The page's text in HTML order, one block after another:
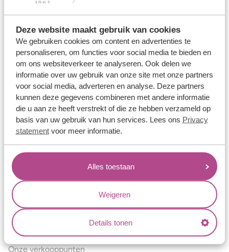
Deze website maakt gebruik van cookies
We gebruiken cookies om content en advertenties te
personaliseren, om functies voor social media te bieden en
om ons websiteverkeer te analyseren. Ook delen we
informatie over uw gebruik van onze site met onze partners
voor social media, adverteren en analyse. Deze partners
kunnen deze gegevens combineren met andere informatie
die u aan ze heeft verstrekt of die ze hebben verzameld op
basis van uw gebruik van hun services. Lees ons Privacy
statementvoor meer informatie.
Alles toestaan
Weigeren
Details tonen
Trouwringen
Verlovingsringen
Vriendschapsringen
Over ons
Aller Spanninga
Historie
Certificaten
Blogs
Jouw voordelen
Conflictvrije Materialen
Oneindig veel mogelijkheden
Kwaliteit
Juweliers & Contact
Onze verkooppunten